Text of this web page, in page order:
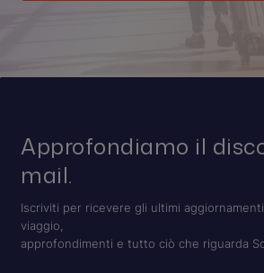
Approfondiamo il
mail.
Iscriviti per ricevere gli ultimi
viaggio,
approfondimenti e tutto ciò che riguarda